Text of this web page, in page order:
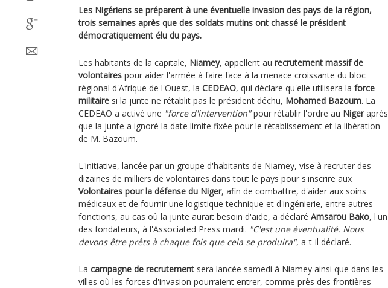
Les Nigériens se préparent à une éventuelle invasion des pays de la région,
trois semaines après que des soldats mutins ont chassé le président
démocratiquement élu du pays.
Les habitants de la capitale, Niamey, appellent au recrutement massif de
volontaires pour aider l'armée à faire face à la menace croissante du bloc
régional d'Afrique de l'Ouest, la CEDEAO, qui déclare qu'elle utilisera la force
militaire si la junte ne rétablit pas le président déchu, Mohamed Bazoum. La
CEDEAO a activé une "force d'intervention"pour rétablir l'ordre au Nigeraprès
que la junte a ignoré la date limite fixée pour le rétablissement et la libération
de M. Bazoum.
L'initiative, lancée par un groupe d'habitants de Niamey, vise à recruter des
dizaines de milliers de volontaires dans tout le pays pour s'inscrire aux
Volontaires pour la défense du Niger, afin de combattre, d'aider aux soins
médicaux et de fournir une logistique technique et d'ingénierie, entre autres
fonctions, au cas où la junte aurait besoin d'aide, a déclaré Amsarou Bako, l'un
des fondateurs, à l'Associated Press mardi. "C'est une éventualité. Nous
devons être prêts à chaque fois que cela se produira", a-t-il déclaré.
La campagne de recrutement sera lancée samedi à Niamey ainsi que dans les
villes où les forces d'invasion pourraient entrer, comme près des frontières